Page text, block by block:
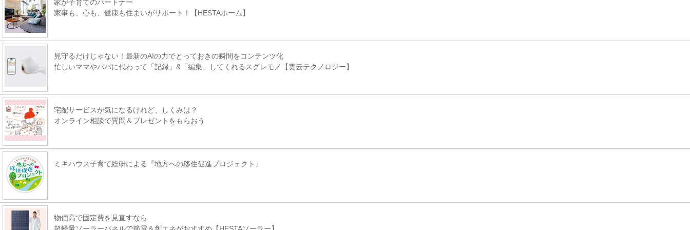
家が子育てのパートナー
家事も、心も、健康も住まいがサポート！【HESTAホーム】
見守るだけじゃない！最新のAIの力でとっておきの瞬間をコンテンツ化
忙しいママやパパに代わって「記録」&「編集」してくれるスグレモノ【雲云テクノロジー】
宅配サービスが気になるけれど、しくみは？
オンライン相談で質問＆プレゼントをもらおう
ミキハウス子育て総研による『地方への移住促進プロジェクト』
物価高で固定費を見直すなら
超軽量ソーラーパネルで節電＆創エネがおすすめ【HESTAソーラー】